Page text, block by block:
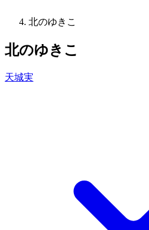
北のゆきこ
北のゆきこ
天城実